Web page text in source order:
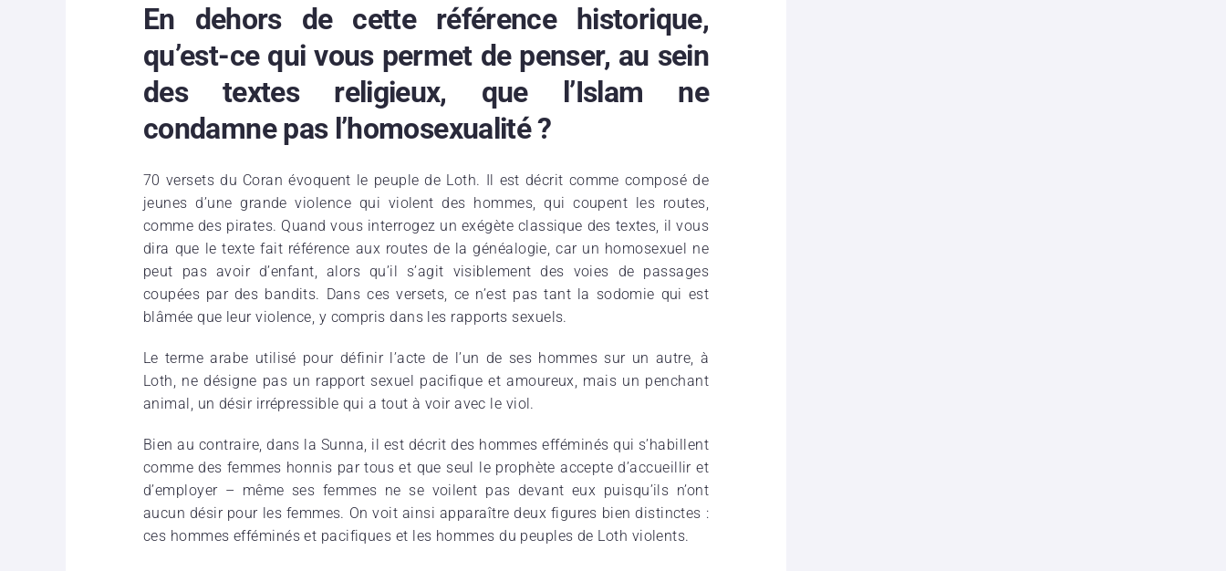
En dehors de cette référence historique,
qu’est-ce qui vous permet de penser, au sein
des textes religieux, que l’Islam ne
condamne pas l’homosexualité ?
70 versets du Coran évoquent le peuple de Loth. Il est décrit comme composé de
jeunes d’une grande violence qui violent des hommes, qui coupent les routes,
comme des pirates. Quand vous interrogez un exégète classique des textes, il vous
dira que le texte fait référence aux routes de la généalogie, car un homosexuel ne
peut pas avoir d’enfant, alors qu’il s’agit visiblement des voies de passages
coupées par des bandits. Dans ces versets, ce n’est pas tant la sodomie qui est
blâmée que leur violence, y compris dans les rapports sexuels.
Le terme arabe utilisé pour définir l’acte de l’un de ses hommes sur un autre, à
Loth, ne désigne pas un rapport sexuel pacifique et amoureux, mais un penchant
animal, un désir irrépressible qui a tout à voir avec le viol.
Bien au contraire, dans la Sunna, il est décrit des hommes efféminés qui s’habillent
comme des femmes honnis par tous et que seul le prophète accepte d’accueillir et
d’employer – même ses femmes ne se voilent pas devant eux puisqu’ils n’ont
aucun désir pour les femmes. On voit ainsi apparaître deux figures bien distinctes :
ces hommes efféminés et pacifiques et les hommes du peuples de Loth violents.